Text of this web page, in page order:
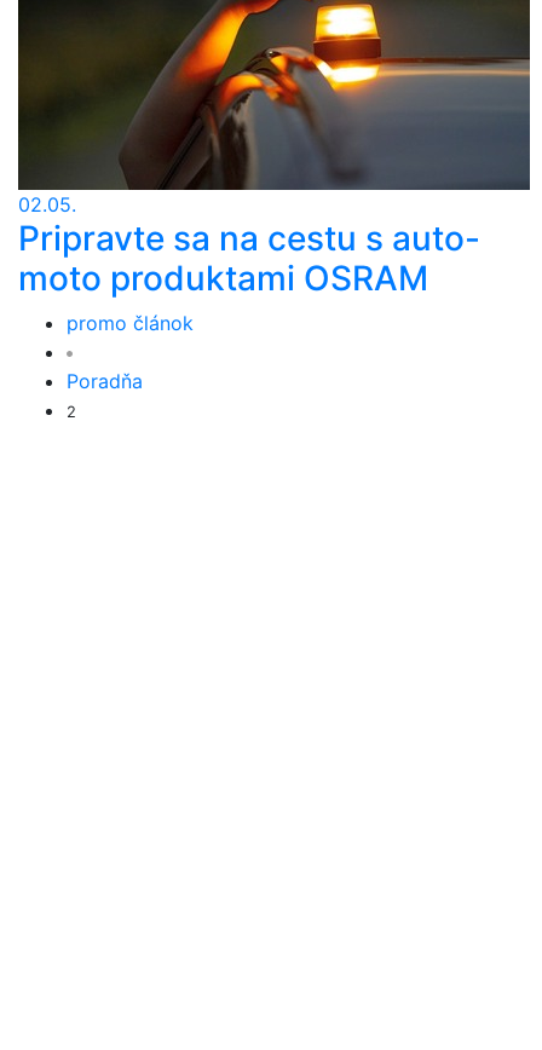
02.05.
Pripravte sa na cestu s auto-
moto produktami OSRAM
promo článok
Poradňa
2